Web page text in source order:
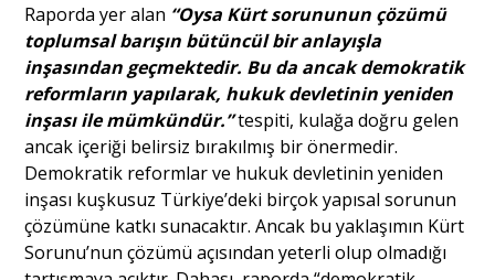
Sağlık
Raporda yer alan “Oysa Kürt sorununun çözümü
toplumsal barışın bütüncül bir anlayışla
inşasından geçmektedir. Bu da ancak demokratik
reformların yapılarak, hukuk devletinin yeniden
inşası ile mümkündür.”tespiti, kulağa doğru gelen
ancak içeriği belirsiz bırakılmış bir önermedir.
Demokratik reformlar ve hukuk devletinin yeniden
inşası kuşkusuz Türkiye’deki birçok yapısal sorunun
çözümüne katkı sunacaktır. Ancak bu yaklaşımın Kürt
Sorunu’nun çözümü açısından yeterli olup olmadığı